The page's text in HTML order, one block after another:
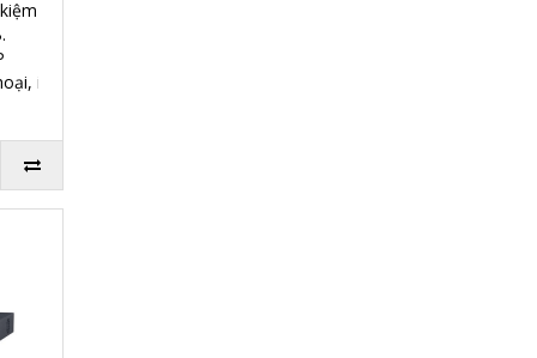
50% dung lượng.
iPad. máy tính.